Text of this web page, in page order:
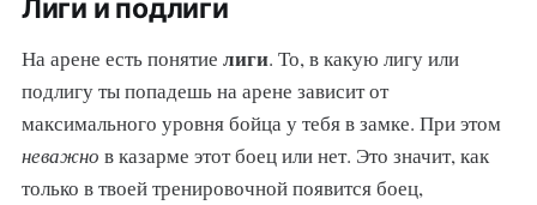
Лиги и подлиги
На арене есть понятие лиги. То, в какую лигу или
подлигу ты попадешь на арене зависит от
максимального уровня бойца у тебя в замке. При этом
неважно в казарме этот боец или нет. Это значит, как
только в твоей тренировочной появится боец,